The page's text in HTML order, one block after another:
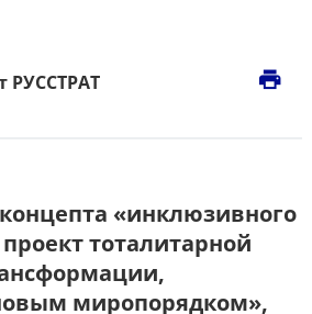
РУССТРАТ print
«инклюзивного
тоталитарной
миропорядком»,